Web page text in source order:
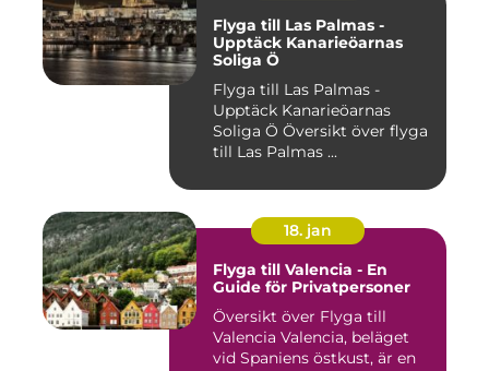
Flyga till Las Palmas -
Upptäck Kanarieöarnas
Soliga Ö
Flyga till Las Palmas -
Upptäck Kanarieöarnas
Soliga Ö Översikt över flyga
till Las Palmas ...
18. jan
Flyga till Valencia - En
Guide för Privatpersoner
Översikt över Flyga till
Valencia Valencia, beläget
vid Spaniens östkust, är en